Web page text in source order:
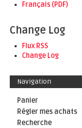
Français (PDF)
Change Log
Flux RSS
Change Log
Navigation
Panier
Régler mes achats
Recherche